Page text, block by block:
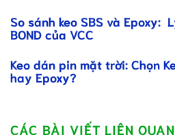
So sánh keo SBS và Epoxy:
BOND của VCC
Keo dán pin mặt trời: Chọn
hay Epoxy?
CÁC BÀI VIẾT LIÊN QUAN